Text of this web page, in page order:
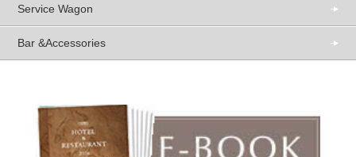
Service Wagon
Bar &Accessories